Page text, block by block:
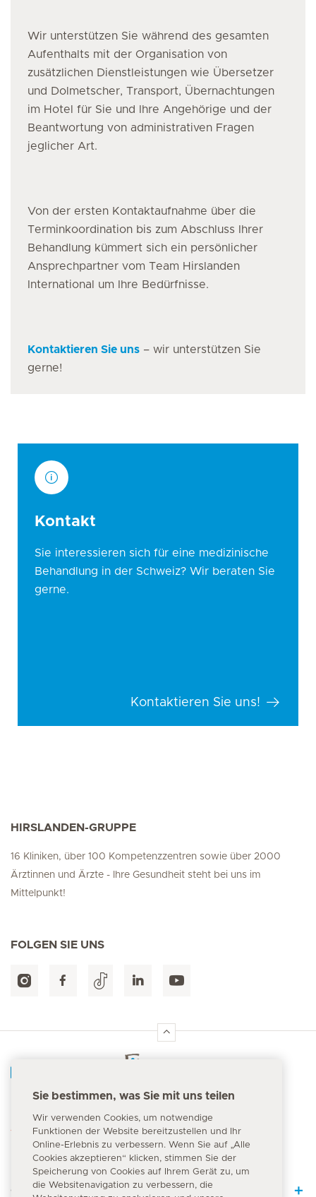
Wir unterstützen Sie während des gesamten
Aufenthalts mit der Organisation von
zusätzlichen Dienstleistungen wie Übersetzer
und Dolmetscher, Transport, Übernachtungen
im Hotel für Sie und Ihre Angehörige und der
Beantwortung von administrativen Fragen
jeglicher Art.
Von der ersten Kontaktaufnahme über die
Terminkoordination bis zum Abschluss Ihrer
Behandlung kümmert sich ein persönlicher
Ansprechpartner vom Team Hirslanden
International um Ihre Bedürfnisse.
Kontaktieren Sie uns – wir unterstützen Sie
gerne!
Kontakt
Sie interessieren sich für eine medizinische
Behandlung in der Schweiz? Wir beraten Sie
gerne.
Kontaktieren Sie uns!
HIRSLANDEN-GRUPPE
16 Kliniken, über 100 Kompetenzzentren sowie über 2000
Ärztinnen und Ärzte - Ihre Gesundheit steht bei uns im
Mittelpunkt!
FOLGEN SIE UNS
144
Quick Links
Sie bestimmen, was Sie mit uns teilen
Wir verwenden Cookies, um notwendige
Funktionen der Website bereitzustellen und Ihr
Online-Erlebnis zu verbessern. Wenn Sie auf „Alle
Cookies akzeptieren“ klicken, stimmen Sie der
Speicherung von Cookies auf Ihrem Gerät zu, um
die Websitenavigation zu verbessern, die